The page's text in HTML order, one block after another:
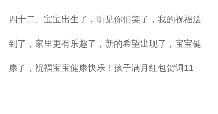
四十二、宝宝出生了，听见你们笑了，我的祝福送
到了，家里更有乐趣了，新的希望出现了，宝宝健
康了，祝福宝宝健康快乐！孩子满月红包贺词11